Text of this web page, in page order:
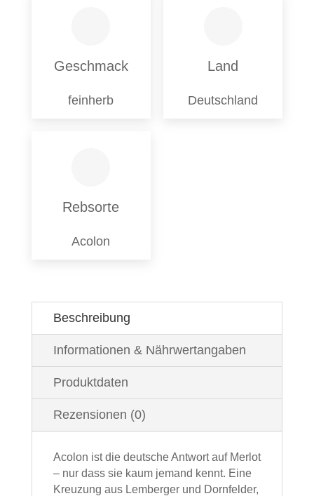
Geschmack
feinherb
Land
Deutschland
Rebsorte
Acolon
Beschreibung
Informationen & Nährwertangaben
Produktdaten
Rezensionen (0)
Acolon ist die deutsche Antwort auf Merlot
– nur dass sie kaum jemand kennt. Eine
Kreuzung aus Lemberger und Dornfelder,